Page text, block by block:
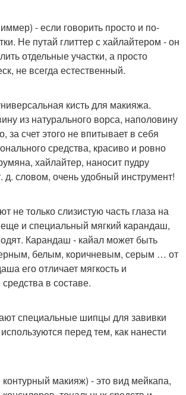
- если говорить просто и по-
Не путай глиттер с хайлайтером - он
отдельные участки, а просто
не всегда естественный.
кисть для макияжа.
из натурального ворса, наполовину
за счет этого не впитывает в себя
средства, красиво и ровно
хайлайтер, наносит пудру
д. словом, очень удобный инструмент!
не только слизистую часть глаза на
и специальный мягкий карандаш,
Карандаш - кайал может быть
белым, коричневым, серым … от
его отличает мягкость и
в составе.
специальные шипцы для завивки
перед тем, как нанести
контурный макияж) - это вид мейкапа,